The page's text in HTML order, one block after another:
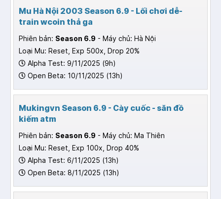
Mu Hà Nội 2003 Season 6.9 - Lối chơi dễ-
train wcoin thả ga
Phiên bản: Season 6.9 - Máy chủ: Hà Nội
Loại Mu: Reset, Exp 500x, Drop 20%
Alpha Test: 9/11/2025 (9h)
Open Beta: 10/11/2025 (13h)
Mukingvn Season 6.9 - Cày cuốc - săn đồ
kiếm atm
Phiên bản: Season 6.9 - Máy chủ: Ma Thiên
Loại Mu: Reset, Exp 100x, Drop 40%
Alpha Test: 6/11/2025 (13h)
Open Beta: 8/11/2025 (13h)